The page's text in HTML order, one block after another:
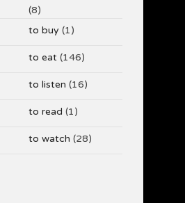
(8)
to buy (1)
to eat(146)
to listen (16)
to read (1)
to watch (28)